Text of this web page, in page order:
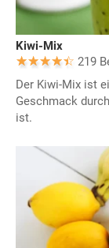
Kiwi-Mix
219
Der Kiwi-Mix ist
Geschmack
ist.